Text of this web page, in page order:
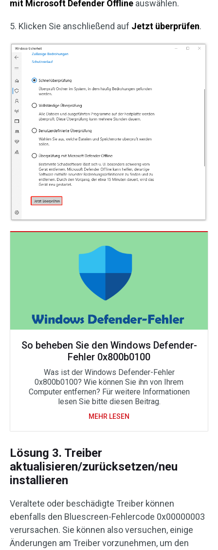
mit Microsoft Defender Offline auswählen.
5. Klicken Sie anschließend auf Jetzt überprüfen.
So beheben Sie den Windows Defender-
Fehler 0x800b0100
Was ist der Windows Defender-Fehler
0x800b0100? Wie können Sie ihn von Ihrem
Computer entfernen? Für weitere Informationen
lesen Sie bitte diesen Beitrag.
MEHR LESEN
Lösung 3. Treiber
aktualisieren/zurücksetzen/neu
installieren
Veraltete oder beschädigte Treiber können
ebenfalls den Bluescreen-Fehlercode 0x00000003
verursachen. Sie können also versuchen, einige
Änderungen am Treiber vorzunehmen, um den